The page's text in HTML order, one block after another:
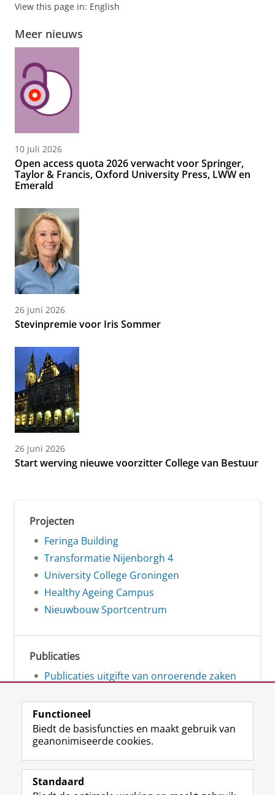
View this page in: English
Meer nieuws
10 juli 2026
Open access quota 2026 verwacht voor Springer,
Taylor & Francis, Oxford University Press, LWW en
Emerald
26 juni 2026
Stevinpremie voor Iris Sommer
26 juni 2026
Start werving nieuwe voorzitter College van Bestuur
Projecten
Feringa Building
Transformatie Nijenborgh 4
University College Groningen
Healthy Ageing Campus
Nieuwbouw Sportcentrum
Publicaties
Publicaties uitgifte van onroerende zaken
Volg ons op
L
i
Functioneel
Biedt de basisfuncties en maakt gebruik van
geanonimiseerde cookies.
Standaard